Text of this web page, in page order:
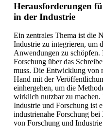
Herausforderungen
in der Industrie
Ein zentrales Thema ist die
Industrie zu integrieren, um
Anwendungen zu
Forschung über das
muss. Die Entwicklung von
Hand mit der
einhergehen, um die
wirklich nutzbar zu
Industrie und Forschung ist
industrienahe Forschung
von Forschung und